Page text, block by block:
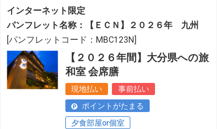
インターネット限定
パンフレット名称：【ＥＣＮ】２０２６年 九州
[パンフレットコード：MBC123N]
【２０２６年間】大分県への旅
和室 会席膳
現地払い
事前払い
ポイントがたまる
夕食部屋or個室